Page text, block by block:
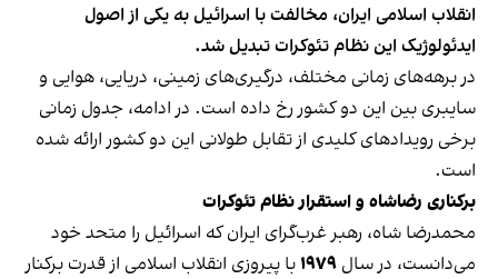
انقلاب اسلامی ایران، مخالفت با اسرائیل به یکی از اصول
ایدئولوژیک این نظام تئوکرات تبدیل شد.
در برهه‌های زمانی مختلف، درگیری‌های زمینی، دریایی، هوایی و
سایبری بین این دو کشور رخ داده است. در ادامه، جدول زمانی
برخی رویدادهای کلیدی از تقابل طولانی این دو کشور ارائه شده
است.
برکناری رضاشاه و استقرار نظام تئوکرات
محمدرضا شاه، رهبر غرب‌گرای ایران که اسرائیل را متحد خود
می‌دانست، در سال ۱۹۷۹ با پیروزی انقلاب اسلامی از قدرت برکنار